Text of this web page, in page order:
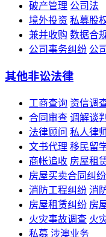
破产管理 公司法
境外投资 私募股
兼并收购 数据合
公司事务纠纷 公
其他非讼法律
工商查询 资信调
合同审查 调解谈判
法律顾问 私人律
文书代理 移民留
商帐追收 房屋租
房屋买卖合同纠纷
消防工程纠纷 消
房屋租赁纠纷 房
火灾事故调查 火
私募 涉澳业务